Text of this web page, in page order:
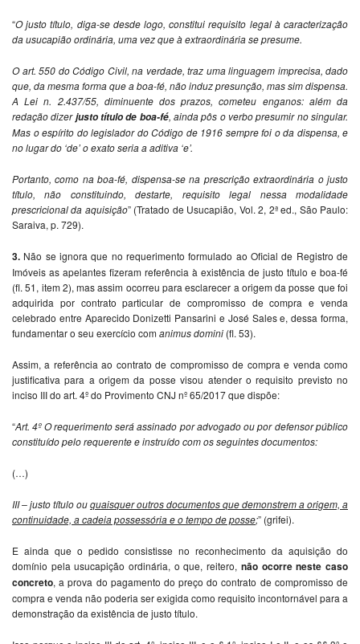
“O justo título, diga-se desde logo, constitui requisito legal à caracterização
da usucapião ordinária, uma vez que à extraordinária se presume.
O art. 550 do Código Civil, na verdade, traz uma linguagem imprecisa, dado
que, da mesma forma que a boa-fé, não induz presunção, mas sim dispensa.
A Lei n. 2.437/55, diminuente dos prazos, cometeu enganos: além da
redação dizerjusto título de boa-fé, ainda pôs o verbo presumir no singular.
Mas o espírito do legislador do Código de 1916 sempre foi o da dispensa, e
no lugar do ‘de’ o exato seria a aditiva ‘e’.
Portanto, como na boa-fé, dispensa-se na prescrição extraordinária o justo
título, não constituindo, destarte, requisito legal nessa modalidade
prescricional da aquisição” (Tratado de Usucapião, Vol. 2, 2ª ed., São Paulo:
Saraiva, p. 729).
3. Não se ignora que no requerimento formulado ao Oficial de Registro de
Imóveis as apelantes fizeram referência à existência de justo título e boa-fé
(fl. 51, item 2), mas assim ocorreu para esclarecer a origem da posse que foi
adquirida por contrato particular de compromisso de compra e venda
celebrado entre Aparecido Donizetti Pansarini e José Sales e, dessa forma,
fundamentar o seu exercício comanimus domini (fl. 53).
Assim, a referência ao contrato de compromisso de compra e venda como
justificativa para a origem da posse visou atender o requisito previsto no
inciso III do art. 4º do Provimento CNJ nº 65/2017 que dispõe:
“Art. 4º O requerimento será assinado por advogado ou por defensor público
constituído pelo requerente e instruído com os seguintes documentos:
(…)
III – justo título ouquaisquer outros documentos que demonstrem a origem, a
continuidade, a cadeia possessória e o tempo de posse;” (grifei).
E ainda que o pedido consistisse no reconhecimento da aquisição do
domínio pela usucapição ordinária, o que, reitero, não ocorre neste caso
concreto, a prova do pagamento do preço do contrato de compromisso de
compra e venda não poderia ser exigida como requisito incontornável para a
demonstração da existência de justo título.